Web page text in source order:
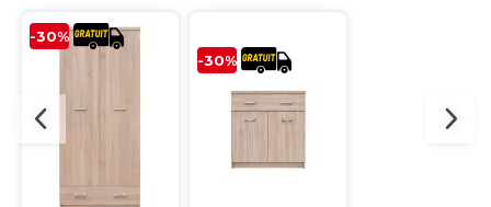
-30%
-30%